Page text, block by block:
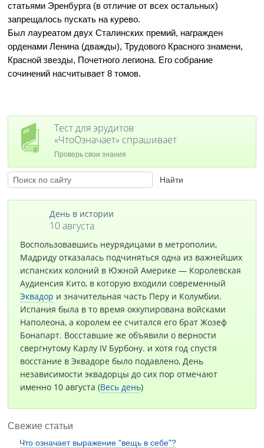
статьями Эренбурга (в отличие от всех остальных)
запрещалось пускать на курево.
Был лауреатом двух Сталинских премий, награжден
орденами Ленина (дважды), Трудового Красного знамени,
Красной звезды, Почетного легиона. Его собрание
сочинений насчитывает 8 томов.
Тест для эрудитов
«ЧтоОзначает» спрашивает
Проверь свои знания
День в истории
10 августа
Воспользовавшись неурядицами в метрополии,
Мадриду отказалась подчиняться одна из важнейших
испанских колоний в Южной Америке — Королевская
Аудиенсия Кито, в которую входили современный
Эквадор и значительная часть Перу и Колумбии.
Испания была в то время оккупирована войсками
Наполеона, а королем ее считался его брат Жозеф
Бонапарт. Восставшие же объявили о верности
свергнутому Карлу IV Бурбону. и хотя год спустя
восстание в Эквадоре было подавлено, День
независимости эквадорцы до сих пор отмечают
именно 10 августа (Весь день)
Свежие статьи
Что означает выражение "вещь в себе"?